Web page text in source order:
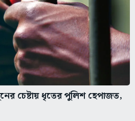
চেষ্টায় ধৃতের পুলিশ হেপাজত,